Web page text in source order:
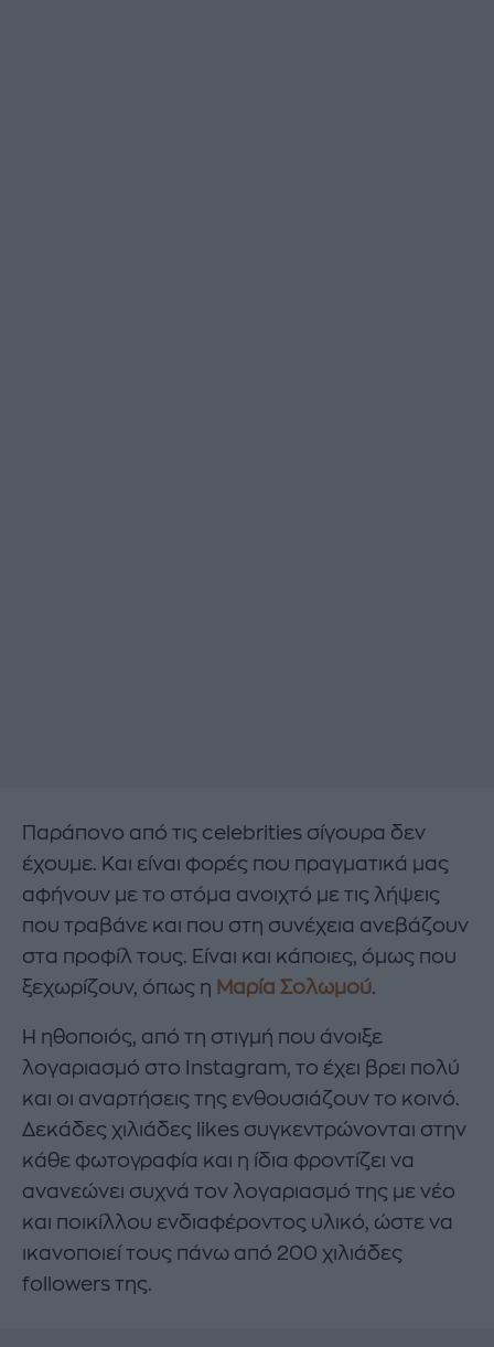
Παράπονο από τις celebrities σίγουρα δεν
έχουμε. Και είναι φορές που πραγματικά μας
αφήνουν με το στόμα ανοιχτό με τις λήψεις
που τραβάνε και που στη συνέχεια ανεβάζουν
στα προφίλ τους. Είναι και κάποιες, όμως που
ξεχωρίζουν, όπως η Μαρία Σολωμού.
Η ηθοποιός, από τη στιγμή που άνοιξε
λογαριασμό στο Instagram, το έχει βρει πολύ
και οι αναρτήσεις της ενθουσιάζουν το κοινό.
Δεκάδες χιλιάδες likes συγκεντρώνονται στην
κάθε φωτογραφία και η ίδια φροντίζει να
ανανεώνει συχνά τον λογαριασμό της με νέο
και ποικίλλου ενδιαφέροντος υλικό, ώστε να
ικανοποιεί τους πάνω από 200 χιλιάδες
followers της.